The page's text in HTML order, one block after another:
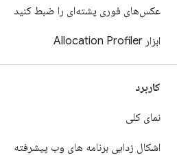
عکس‌های فوری پشته‌ای را ضبط کنید
ابزار Allocation Profiler
کاربرد
نمای کلی
اشکال زدایی برنامه های وب پیشرفته